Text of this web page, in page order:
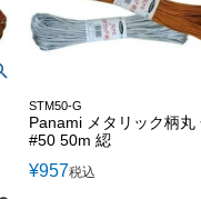
STM50-G
Panami メタリック柄丸
#50 50m 綛
¥957税込